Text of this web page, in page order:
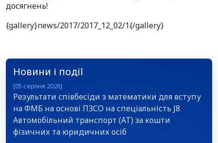
досягнень!
{gallery}news/2017/2017_12_02/1{/gallery}
Новини і події
[05 серпня 2026]
Результати співбесіди з математики для вступу
на ФМБ на основі ПЗСО на спеціальність J8
Автомобільний транспорт (АТ) за кошти
фізичних та юридичних осіб